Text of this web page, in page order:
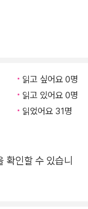
를 기사로 쉽게 풀
니다. 정치는 더 이
가오는 순간, 아이
가 두렵
민을 대표하는 국
와 외교까지 정치
읽고 싶어요 0명
읽고 있어요 0명
읽었어요 31명
확인할 수 있습니